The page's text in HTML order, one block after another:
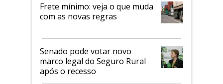
Frete mínimo: veja o que muda
com as novas regras
Senado pode votar novo
marco legal do Seguro Rural
após o recesso